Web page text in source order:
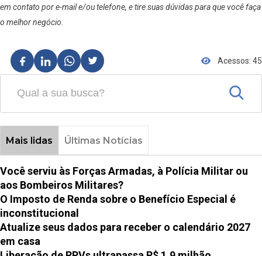
em contato por e-mail e/ou telefone, e tire suas dúvidas para que você faça
o melhor negócio.
Acessos: 45
Mais lidas Últimas Notícias
Você serviu às Forças Armadas, à Polícia Militar ou
aos Bombeiros Militares?
O Imposto de Renda sobre o Benefício Especial é
inconstitucional
Atualize seus dados para receber o calendário 2027
em casa